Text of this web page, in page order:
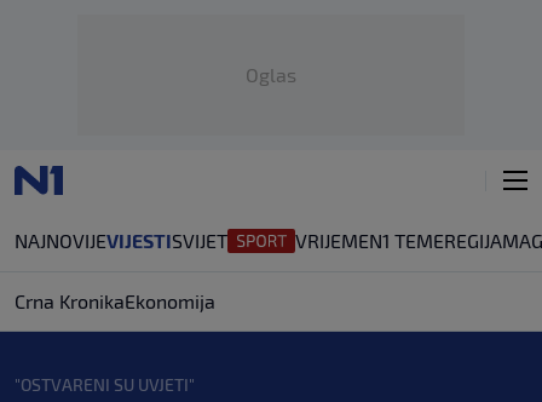
Oglas
NAJNOVIJEVIJESTISVIJET VRIJEMEN1 TEMEREGIJA
Crna KronikaEkonomija
"OSTVARENI SU UVJETI"